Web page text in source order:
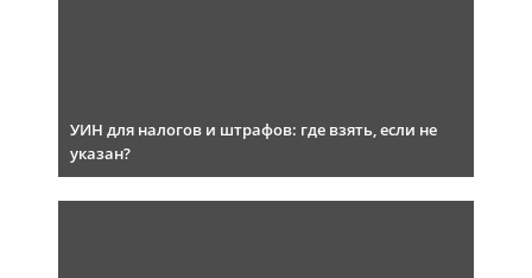
УИН для налогов и штрафов: где взять, если не
указан?